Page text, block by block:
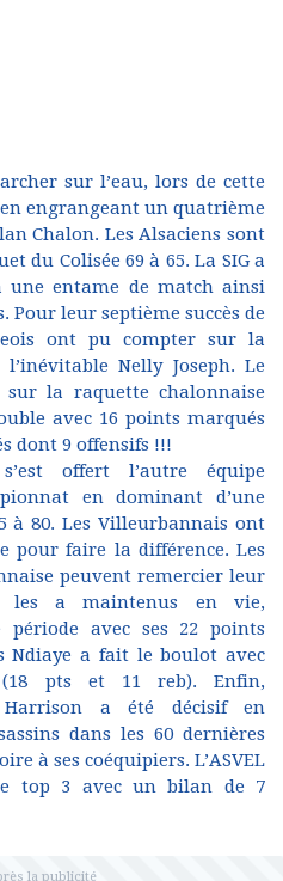
sur l’eau, lors de cette
engrangeant un quatrième
Chalon. Les Alsaciens sont
du Colisée 69 à 65. La SIG a
une entame de match ainsi
Pour leur septième succès de
ont pu compter sur la
Nelly Joseph. Le
la raquette chalonnaise
avec 16 points marqués
dont 9 offensifs !!!
offert l’autre équipe
en dominant d’une
à 80. Les Villeurbannais ont
pour faire la différence. Les
peuvent remercier leur
les a maintenus en vie,
avec ses 22 points
Ndiaye a fait le boulot avec
pts et 11 reb). Enfin,
Harrison a été décisif en
dans les 60 dernières
à ses coéquipiers. L’ASVEL
top 3 avec un bilan de 7